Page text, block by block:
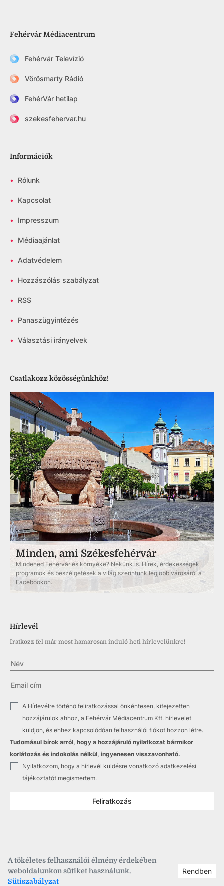
A tökéletes felhasználói élmény érdekében
weboldalunkon sütiket használunk.
Sütiszabályzat
Rendben
Fehérvár Médiacentrum
Fehérvár Televízió
Vörösmarty Rádió
FehérVár hetilap
szekesfehervar.hu
Információk
• Rólunk
• Kapcsolat
• Impresszum
• Médiaajánlat
• Adatvédelem
• Hozzászólás szabályzat
• RSS
• Panaszügyintézés
• Választási irányelvek
Csatlakozz közösségünkhöz!
Minden, ami Székesfehérvár
Mindened Fehérvár és környéke? Nekünk is. Hírek, érdekességek,
programok és beszélgetések a világ szerintünk legjobb városáról a
Facebookon.
Hírlevél
Iratkozz fel már most hamarosan induló heti hírlevelünkre!
✓
A Hírlevélre történő feliratkozással önkéntesen, kifejezetten
hozzájárulok ahhoz, a Fehérvár Médiacentrum Kft. hírlevelet
küldjön, és ehhez kapcsolódóan felhasználói fiókot hozzon létre.
Tudomásul bírok arról, hogy a hozzájáruló nyilatkozat bármikor
korlátozás és indokolás nélkül, ingyenesen visszavonható.
✓ Nyilatkozom, hogy a hírlevél küldésre vonatkozó adatkezelési
tájékoztatót megismertem.
Feliratkozás
Copyright © 2021–2026 Fehérvár Médiacentrum, fmc.hu